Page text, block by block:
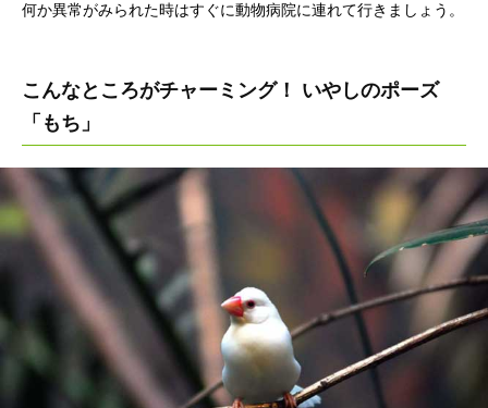
何か異常がみられた時はすぐに動物病院に連れて行きましょう。
こんなところがチャーミング！ いやしのポーズ
「もち」